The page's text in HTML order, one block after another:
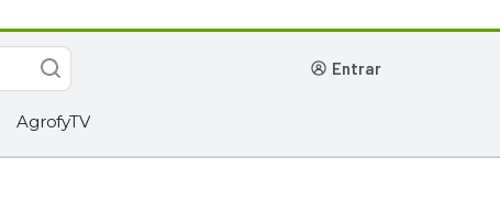
entrar
AgrofyTV